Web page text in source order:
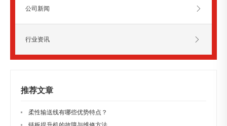
公司新闻
行业资讯
推荐文章
柔性输送线有哪些优势特点？